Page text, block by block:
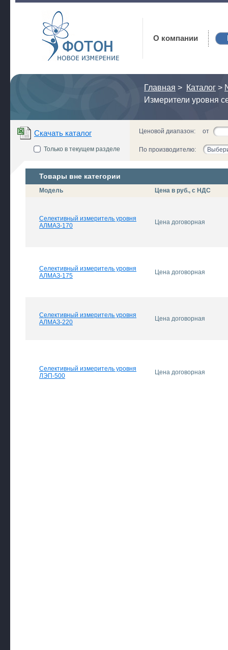
Фотон
О компании
Главная > Каталог >
Измерители уровня
Скачать каталог
Только в текущем разделе
Ценовой диапазон: от
По производителю:
Товары вне категории
Модель Цена в руб., с НДС
Селективный измеритель уровня
АЛМАЗ-170
Цена договорная
Селективный измеритель уровня
АЛМАЗ-175
Цена договорная
Селективный измеритель уровня
АЛМАЗ-220
Цена договорная
Селективный измеритель уровня
ЛЭП-500
Цена договорная